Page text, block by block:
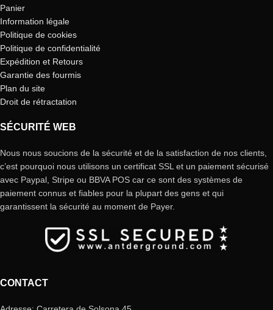
Panier
Information légale
Politique de cookies
Politique de confidentialité
Expédition et Retours
Garantie des fourmis
Plan du site
Droit de rétractation
SÉCURITÉ WEB
Nous nous soucions de la sécurité et de la satisfaction de nos clients,
c’est pourquoi nous utilisons un certificat SSL et un paiement sécurisé
avec Paypal, Stripe ou BBVA POS car ce sont des systèmes de
paiement connus et fiables pour la plupart des gens et qui
garantissent la sécurité au moment de Payer.
CONTACT